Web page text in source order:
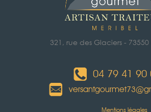
321, rue des Glaciers - 73550
04 79 41 90
Mentions légales